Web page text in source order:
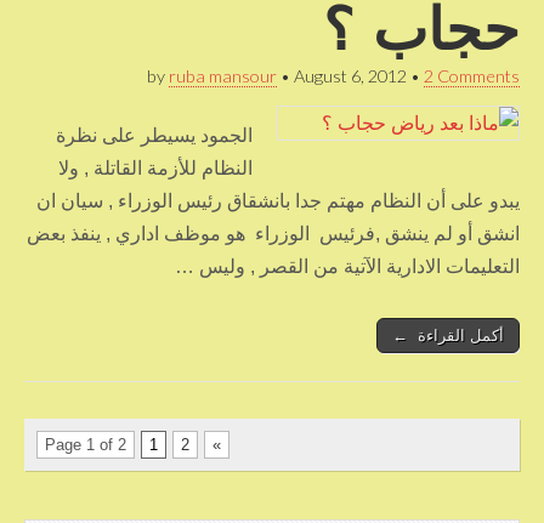
حجاب ؟
by ruba mansour • August 6, 2012 • 2 Comments
الجمود يسيطر على نظرة
النظام للأزمة القاتلة , ولا
يبدو على أن النظام مهتم جدا بانشقاق رئيس الوزراء , سيان ان
انشق أو لم ينشق ,فرئيس الوزراء هو موظف اداري , ينفذ بعض
التعليمات الادارية الآتية من القصر , وليس …
أكمل القراءة ←
Page 1 of 2 1 2 »